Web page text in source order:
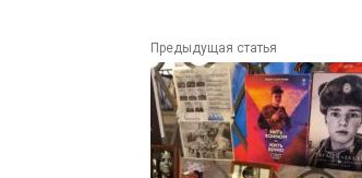
Предыдущая статья